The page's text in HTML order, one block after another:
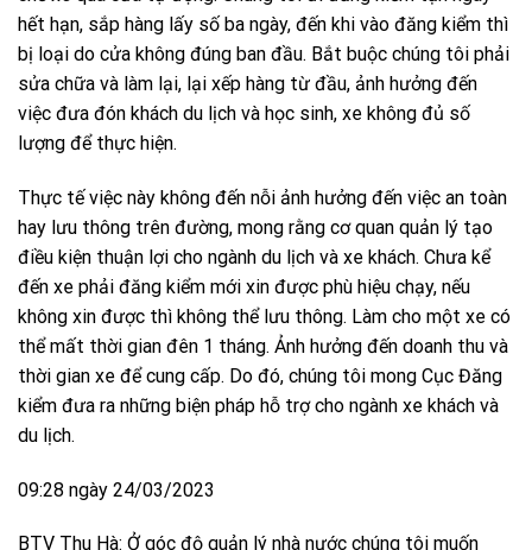
hết hạn, sắp hàng lấy số ba ngày, đến khi vào đăng kiểm thì
bị loại do cửa không đúng ban đầu. Bắt buộc chúng tôi phải
sửa chữa và làm lại, lại xếp hàng từ đầu, ảnh hưởng đến
việc đưa đón khách du lịch và học sinh, xe không đủ số
lượng để thực hiện.
Thực tế việc này không đến nỗi ảnh hưởng đến việc an toàn
hay lưu thông trên đường, mong rằng cơ quan quản lý tạo
điều kiện thuận lợi cho ngành du lịch và xe khách. Chưa kể
đến xe phải đăng kiểm mới xin được phù hiệu chạy, nếu
không xin được thì không thể lưu thông. Làm cho một xe có
thể mất thời gian đên 1 tháng. Ảnh hưởng đến doanh thu và
thời gian xe để cung cấp. Do đó, chúng tôi mong Cục Đăng
kiểm đưa ra những biện pháp hỗ trợ cho ngành xe khách và
du lịch.
09:28 ngày 24/03/2023
BTV Thu Hà: Ở góc độ quản lý nhà nước chúng tôi muốn